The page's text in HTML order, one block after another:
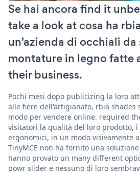
Se hai ancora find it
take a look at cosa ha
un'azienda di occhiali da
montature in legno fatte
their business.
Pochi mesi dopo publicizing la loro
alle fiere dell'artigianato, rbia shades
modo per vendere online. required
visitatori la qualità del loro prodotto,
ergonomici, in un modo visivamente
TinyMCE non ha fornito una
hanno provato un many different
powr slider e nessuno di loro